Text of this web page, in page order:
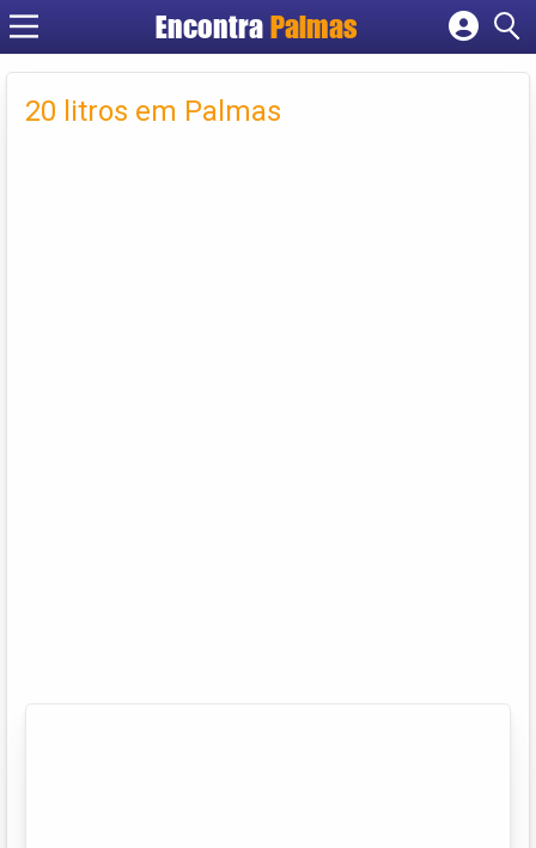
Encontra Palmas
Cadastrar empresa
Criar conta
20 litros em Palmas